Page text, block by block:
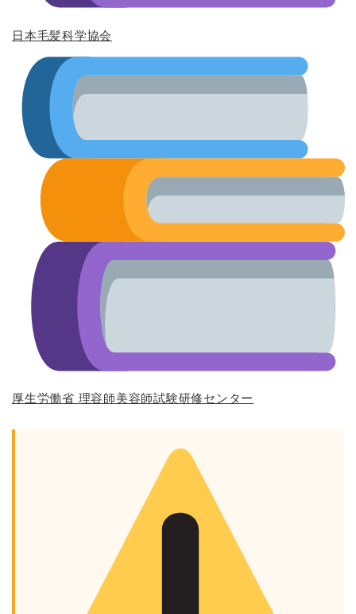
日本毛髪科学協会
厚生労働省 理容師美容師試験研修センター